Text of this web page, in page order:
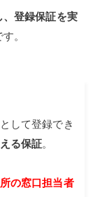
、登録保証を実
す。
して登録でき
る保証。
の窓口担当者